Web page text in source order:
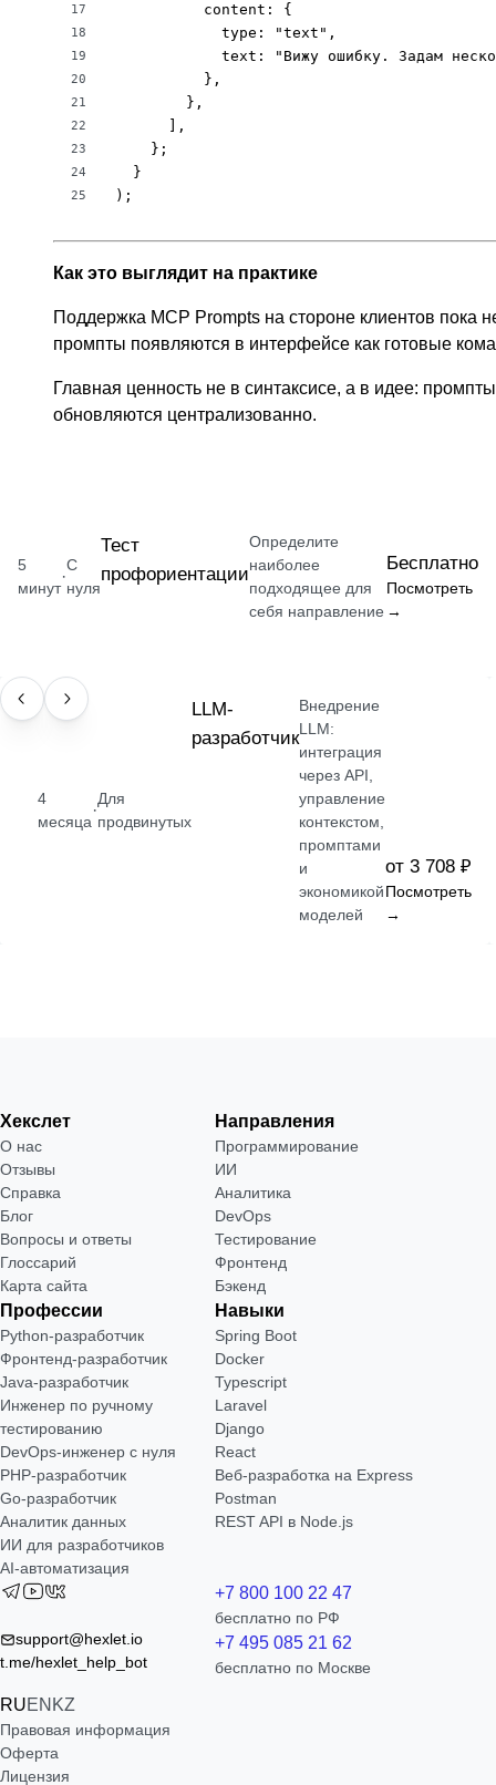
17
18
19
20
21
22
23
24
25
          content: {
            type: "text",
text: "Вижу ошибку. Задам
          },
        },
      ],
    };
  }
);
Как это выглядит на практике
Поддержка MCP Prompts на стороне клиентов
промпты появляются в интерфейсе как готовые
Главная ценность не в синтаксисе, а в идее:
обновляются централизованно.
5
минут
·
С
нуля
Тест
профориентации
Определите
наиболее
подходящее для
себя направление
Бесплатно
Посмотреть
→
ПРОФЕССИЯ
4
месяца
·
Для
продвинутых
LLM-
разработчик
Внедрение
LLM:
интеграция
через API,
управление
контекстом,
промптами
и
экономикой
моделей
от 3 708 ₽
Посмотреть
→
Хекслет
О нас
Отзывы
Справка
Блог
Вопросы и ответы
Глоссарий
Карта сайта
Направления
Программирование
ИИ
Аналитика
DevOps
Тестирование
Фронтенд
Бэкенд
Профессии
Python-разработчик
Фронтенд-разработчик
Java-разработчик
Инженер по ручному
тестированию
DevOps-инженер с нуля
РНР-разработчик
Go-разработчик
Аналитик данных
ИИ для разработчиков
AI-автоматизация
Навыки
Spring Boot
Docker
Typescript
Laravel
Django
React
Веб-разработка на Express
Postman
REST API в Node.js
support@hexlet.io
t.me/hexlet_help_bot
RUEN KZ
+7 800 100 22 47
бесплатно по РФ
+7 495 085 21 62
бесплатно по Москве
Правовая информация
Оферта
Лицензия